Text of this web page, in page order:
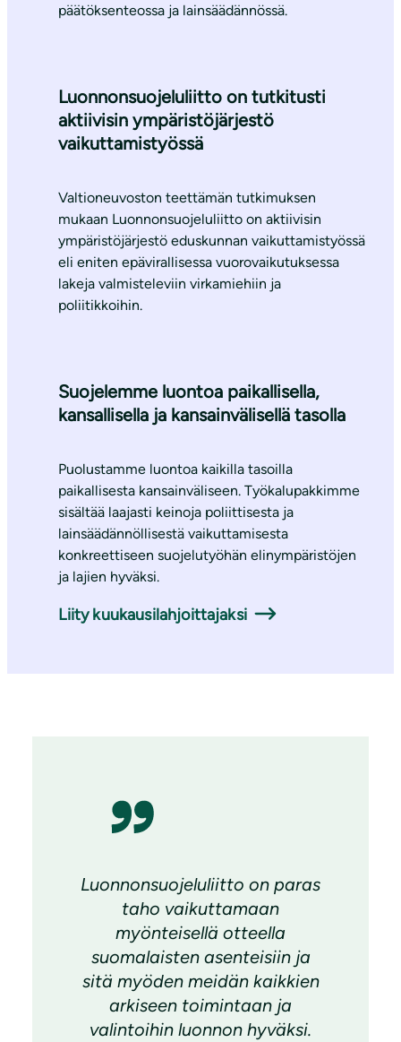
päätöksenteossa ja lainsäädännössä.
Luonnonsuojeluliitto on tutkitusti
aktiivisin ympäristöjärjestö
vaikuttamistyössä
Valtioneuvoston teettämän tutkimuksen
mukaan Luonnonsuojeluliitto on aktiivisin
ympäristöjärjestö eduskunnan vaikuttamistyössä
eli eniten epävirallisessa vuorovaikutuksessa
lakeja valmisteleviin virkamiehiin ja
poliitikkoihin.
Suojelemme luontoa paikallisella,
kansallisella ja kansainvälisellä tasolla
Puolustamme luontoa kaikilla tasoilla
paikallisesta kansainväliseen. Työkalupakkimme
sisältää laajasti keinoja poliittisesta ja
lainsäädännöllisestä vaikuttamisesta
konkreettiseen suojelutyöhän elinympäristöjen
ja lajien hyväksi.
Liity kuukausilahjoittajaksi
Luonnonsuojeluliitto on paras
taho vaikuttamaan
myönteisellä otteella
suomalaisten asenteisiin ja
sitä myöden meidän kaikkien
arkiseen toimintaan ja
valintoihin luonnon hyväksi.